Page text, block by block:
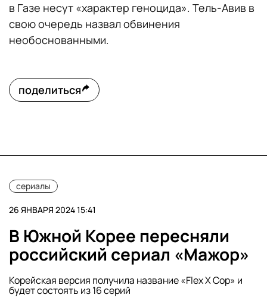
в Газе несут «характер геноцида». Тель-Авив в
свою очередь назвал обвинения
необоснованными.
поделиться
сериалы
26 ЯНВАРЯ 2024 15:41
В Южной Корее пересняли
российский сериал «Мажор»
Корейская версия получила название «Flex X Cop» и
будет состоять из 16 серий